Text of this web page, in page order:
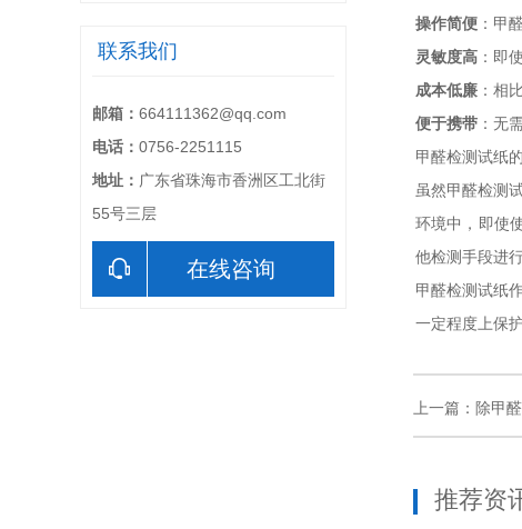
联系我们
邮箱： 664111362@qq.com
电话： 0756-2251115
地址： 广东省珠海市香洲区工北街
55号三层
在线咨询
操作简便 ：甲
灵敏度高 ：即
成本低廉 ：相
便于携带 ：无
甲醛检测试纸
虽然甲醛检测
环境中，即使
他检测手段进
甲醛检测试纸
一定程度上保
上一篇： 除甲
推荐资